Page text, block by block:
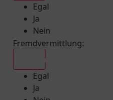
Egal
Ja
Nein
Fremdvermittlung:
Egal
Ja